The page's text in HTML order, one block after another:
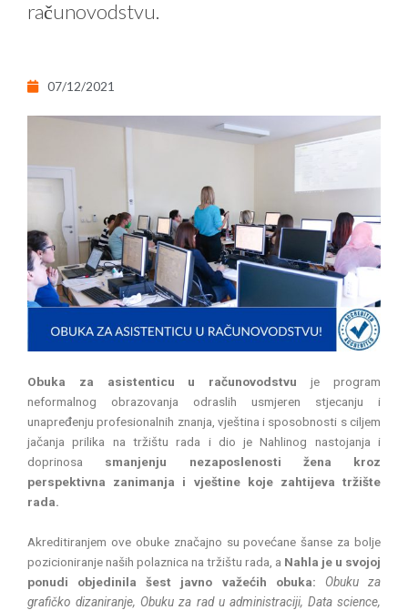
računovodstvu.
07/12/2021
Obuka za asistenticu u računovodstvuje program
neformalnog obrazovanja odraslih usmjeren stjecanju i
unapređenju profesionalnih znanja, vještina i sposobnosti s ciljem
jačanja prilika na tržištu rada i dio je Nahlinog nastojanja i
doprinosa smanjenju nezaposlenosti žena kroz
perspektivna zanimanja i vještine koje zahtijeva tržište
rada.
Akreditiranjem ove obuke značajno su povećane šanse za bolje
pozicioniranje naših polaznica na tržištu rada, a Nahla je u svojoj
ponudi objedinila šest javno važećih obuka:
Obuku za
grafičko dizaniranje, Obuku za rad u administraciji, Data science,